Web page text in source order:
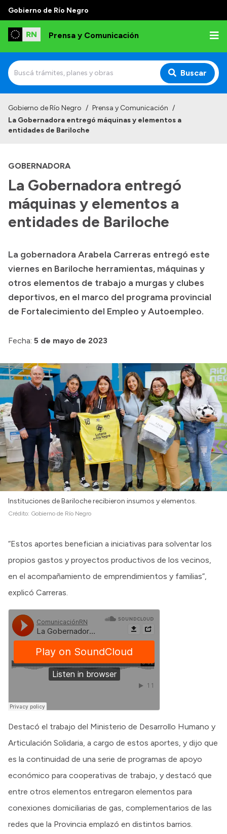
Gobierno de Río Negro
Prensa y Comunicación
Buscar
Institucional
Referentes de prensa
Archivo de noticias
Transparencia
Boletín Oficial
Compras y licitaciones
Consulta de expedientes
Consulta de pago a proveedores
Intranet
Login
Gobierno de Río Negro / Prensa y Comunicación /
La Gobernadora entregó máquinas y elementos a
entidades de Bariloche
GOBERNADORA
La Gobernadora entregó
máquinas y elementos a
entidades de Bariloche
La gobernadora Arabela Carreras entregó este
viernes en Bariloche herramientas, máquinas y
otros elementos de trabajo a murgas y clubes
deportivos, en el marco del programa provincial
de Fortalecimiento del Empleo y Autoempleo.
Fecha: 5 de mayo de 2023
Instituciones de Bariloche recibieron insumos y elementos.
Crédito: Gobierno de Río Negro
“Estos aportes benefician a iniciativas para solventar los
propios gastos y proyectos productivos de los vecinos,
en el acompañamiento de emprendimientos y familias”,
explicó Carreras.
Destacó el trabajo del Ministerio de Desarrollo Humano y
Articulación Solidaria, a cargo de estos aportes, y dijo que
es la continuidad de una serie de programas de apoyo
económico para cooperativas de trabajo, y destacó que
entre otros elementos entregaron elementos para
conexiones domiciliarias de gas, complementarios de las
redes que la Provincia emplazó en distintos barrios.